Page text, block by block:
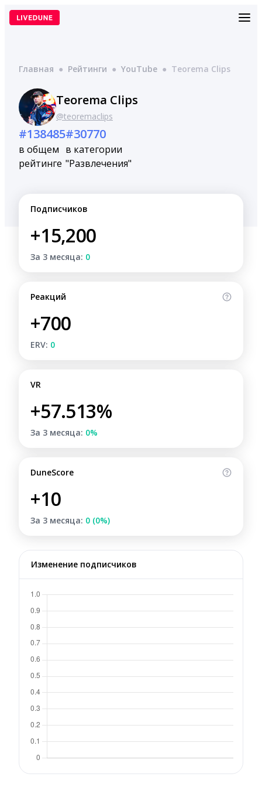
Перейти
Главная ● Рейтинги ● YouTube ● Teorema Clips
Teorema Clips
@teoremaclips
#138485
в общем
рейтинге
#30770
в категории
"Развлечения"
Подписчиков
+15,200
За 3 месяца: 0
Реакций
+700
ERV: 0
VR
+57.513%
За 3 месяца: 0%
DuneScore
+10
За 3 месяца: 0 (0%)
Изменение подписчиков